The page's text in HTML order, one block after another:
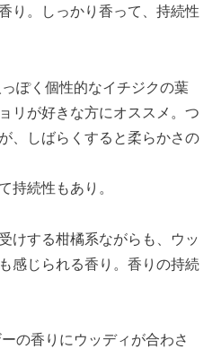
り。しっかり香って、持続性
ぽく個性的なイチジクの葉
リが好きな方にオススメ。つ
、しばらくすると柔らかさの
持続性もあり。
けする柑橘系ながらも、ウッ
感じられる香り。香りの持続
の香りにウッディが合わさ